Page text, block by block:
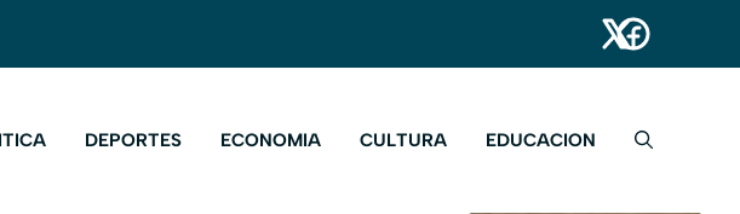
DEPORTES ECONOMIA CULTURA EDUCACION